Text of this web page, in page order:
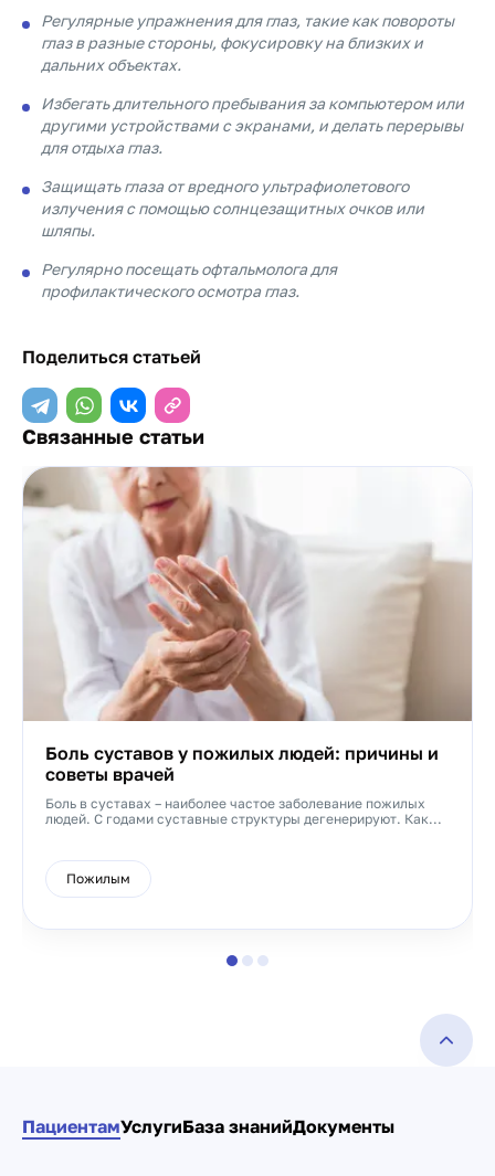
Регулярные упражнения для глаз, такие как повороты
глаз в разные стороны, фокусировку на близких и
дальних объектах.
Избегать длительного пребывания за компьютером или
другими устройствами с экранами, и делать перерывы
для отдыха глаз.
Защищать глаза от вредного ультрафиолетового
излучения с помощью солнцезащитных очков или
шляпы.
Регулярно посещать офтальмолога для
профилактического осмотра глаз.
Поделиться статьей
Связанные статьи
Боль суставов у пожилых людей: причины и
советы врачей
Боль в суставах – наиболее частое заболевание пожилых
людей. С годами суставные структуры дегенерируют. Как...
Пожилым
ПациентамУслугиБаза знанийДокументы